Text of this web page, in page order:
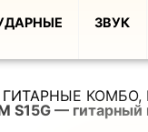
ЗВУК
ГИТАРНЫЕ
S15G —